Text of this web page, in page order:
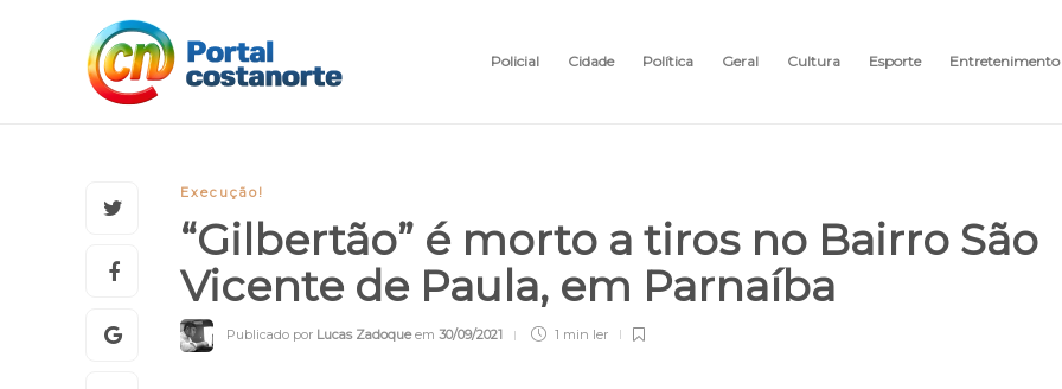
Policial Cidade Política Geral Cultura Esporte Entretenimento
Execução!
“Gilbertão” é morto a tiros no Bairro São
Vicente de Paula, em Parnaíba
Publicado por Lucas Zadoqueem 30/09/2021 1 min ler